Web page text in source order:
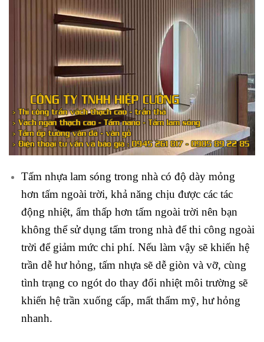
Tấm nhựa lam sóng trong nhà có độ dày mỏng
hơn tấm ngoài trời, khả năng chịu được các tác
động nhiệt, ẩm thấp hơn tấm ngoài trời nên bạn
không thể sử dụng tấm trong nhà để thi công ngoài
trời để giảm mức chi phí. Nếu làm vậy sẽ khiến hệ
trần dễ hư hỏng, tấm nhựa sẽ dễ giòn và vỡ, cùng
tình trạng co ngót do thay đổi nhiệt môi trường sẽ
khiến hệ trần xuống cấp, mất thẩm mỹ, hư hỏng
nhanh.